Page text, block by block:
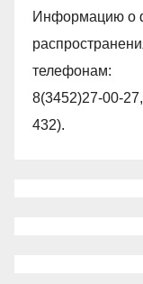
Информацию о
телефонам:
8(3452)27-00-
432).